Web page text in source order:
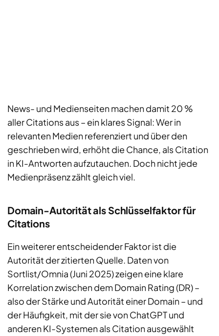
News- und Medienseiten machen damit 20 %
aller Citations aus – ein klares Signal: Wer in
relevanten Medien referenziert und über den
geschrieben wird, erhöht die Chance, als Citation
in KI-Antworten aufzutauchen. Doch nicht jede
Medienpräsenz zählt gleich viel.
Domain-Autorität als Schlüsselfaktor für
Citations
Ein weiterer entscheidender Faktor ist die
Autorität der zitierten Quelle. Daten von
Sortlist/Omnia (Juni 2025) zeigen eine klare
Korrelation zwischen dem Domain Rating (DR) –
also der Stärke und Autorität einer Domain – und
der Häufigkeit, mit der sie von ChatGPT und
anderen KI-Systemen als Citation ausgewählt